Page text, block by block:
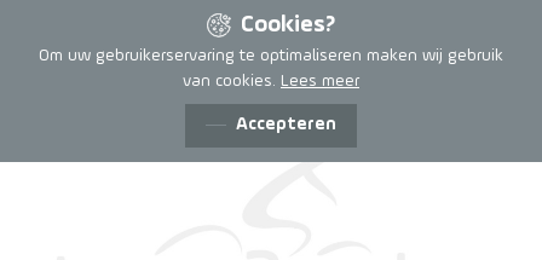
Cookies?
Om uw gebruikerservaring te optimaliseren maken wij gebruik
van cookies. Lees meer
Accepteren